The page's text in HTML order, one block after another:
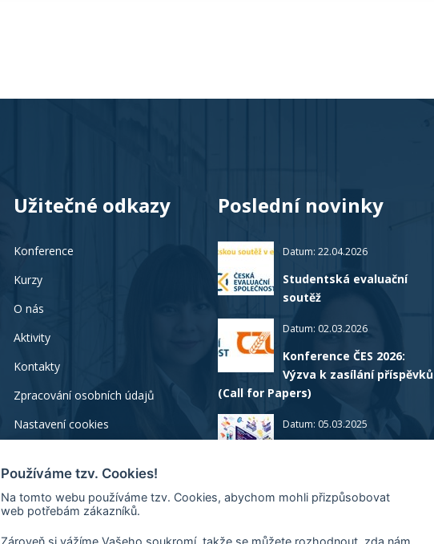
Užitečné odkazy
Konference
Kurzy
O nás
Aktivity
Kontakty
Zpracování osobních údajů
Nastavení cookies
Poslední novinky
Datum: 22.04.2026
Studentská evaluační
soutěž
Datum: 02.03.2026
Konference ČES 2026:
Výzva k zasílání příspěvků
(Call for Papers)
Datum: 05.03.2025
Tajemný kontrafaktuál
Používáme tzv. Cookies!
Na tomto webu používáme tzv. Cookies, abychom mohli přizpůsobovat
web potřebám zákazníků.